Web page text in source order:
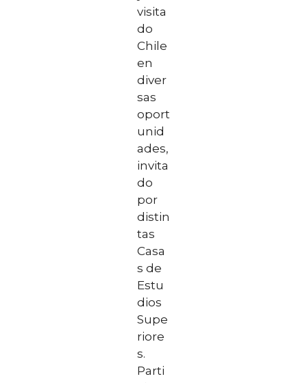
visita
do
Chile
en
diver
sas
oport
unid
ades,
invita
do
por
distin
tas
Casa
s de
Estu
dios
Supe
riore
s.
Parti